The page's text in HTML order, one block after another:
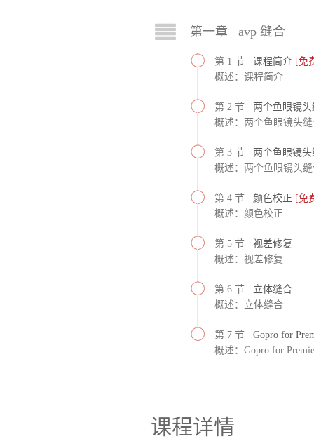
第一章 avp 缝合
第 1 节 课程简介 [免
概述：课程简介
第 2 节 两个鱼眼镜
概述：两个鱼眼镜头
第 3 节 两个鱼眼镜
概述：两个鱼眼镜头
第 4 节 颜色校正 [免
概述：颜色校正
第 5 节 视差修复
概述：视差修复
第 6 节 立体缝合
概述：立体缝合
第 7 节 Gopro for
概述：Gopro for
课程详情